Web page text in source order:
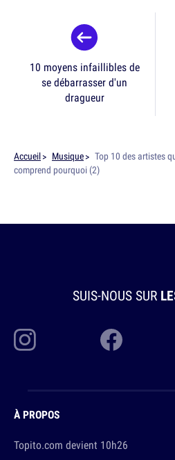
10 moyens infaillibles de
se débarrasser d'un
dragueur
Accueil Musique
Top 10 des artistes
comprend pourquoi (2)
SUIS-NOUS SUR
À PROPOS
Topito.com devient 10h26